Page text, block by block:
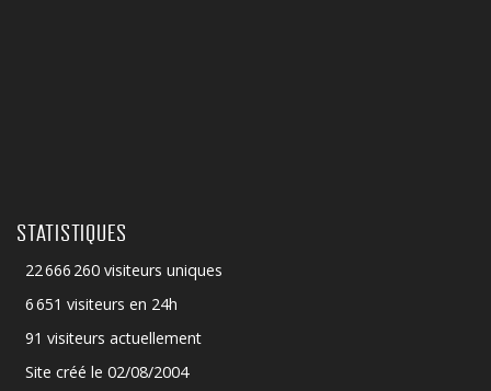
STATISTIQUES
22 666 260 visiteurs uniques
6 651 visiteurs en 24h
91 visiteurs actuellement
Site créé le 02/08/2004